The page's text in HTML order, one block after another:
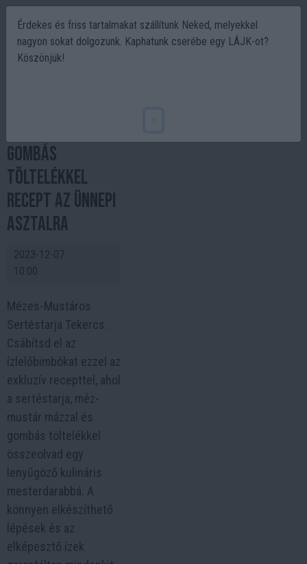
gombás
töltelékkel
recept az ünnepi
asztalra
2023-12-07
10:00
Mézes-Mustáros
Sertéstarja Tekercs.
Csábítsd el az
ízlelőbimbókat ezzel az
exkluzív recepttel, ahol
a sertéstarja, méz-
mustár mázzal és
gombás töltelékkel
összeolvad egy
lenyűgöző kulináris
mesterdarabbá. A
könnyen elkészíthető
lépések és az
elképesztő ízek
Érdekes és friss tartalmakat szállítunk Neked, melyekkel
nagyon sokat dolgozunk. Kaphatunk cserébe egy LÁJK-ot?
Köszönjük!